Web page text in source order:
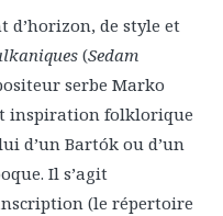
d’horizon, de style et
(Sedam
serbe Marko
inspiration folklorique
d’un Bartók ou d’un
Il s’agit
(le répertoire